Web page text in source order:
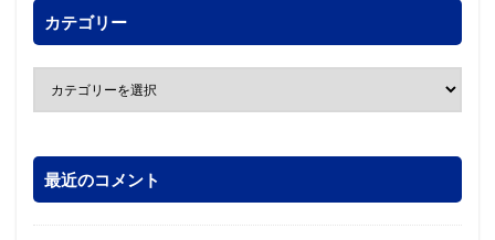
カテゴリー
最近のコメント